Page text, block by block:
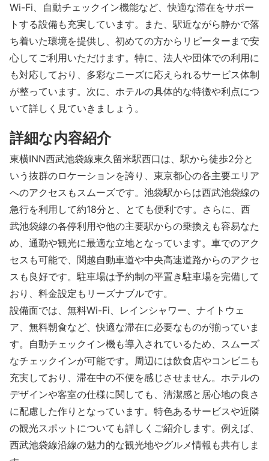
Wi-Fi、自動チェックイン機能など、快適な滞在をサポー
トする設備も充実しています。また、駅近ながら静かで落
ち着いた環境を提供し、初めての方からリピーターまで安
心してご利用いただけます。特に、法人や団体での利用に
も対応しており、多彩なニーズに応えられるサービス体制
が整っています。次に、ホテルの具体的な特徴や利点につ
いて詳しく見ていきましょう。
詳細な内容紹介
東横INN西武池袋線東久留米駅西口は、駅から徒歩2分と
いう抜群のロケーションを誇り、東京都心の各主要エリア
へのアクセスもスムーズです。池袋駅からは西武池袋線の
急行を利用して約18分と、とても便利です。さらに、西
武池袋線の各停利用や他の主要駅からの乗換えも容易なた
め、通勤や観光に最適な立地となっています。車でのアク
セスも可能で、関越自動車道や中央高速道路からのアクセ
スも良好です。駐車場は予約制の平置き駐車場を完備して
おり、料金設定もリーズナブルです。
設備面では、無料Wi-Fi、レインシャワー、ナイトウェ
ア、無料朝食など、快適な滞在に必要なものが揃っていま
す。自動チェックイン機も導入されているため、スムーズ
なチェックインが可能です。周辺には飲食店やコンビニも
充実しており、滞在中の不便を感じさせません。ホテルの
デザインや客室の仕様に関しても、清潔感と居心地の良さ
に配慮した作りとなっています。特色あるサービスや近隣
の観光スポットについても詳しくご紹介します。例えば、
西武池袋線沿線の魅力的な観光地やグルメ情報も共有しま